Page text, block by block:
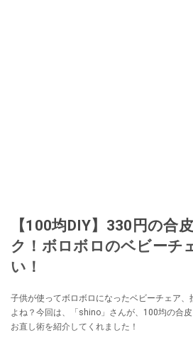
【100均DIY】330円の合
ク！ボロボロのベビーチ
い！
子供が使ってボロボロになったベビーチェア
よね？今回は、「shino」さんが、100均の合
お直し術を紹介してくれました！